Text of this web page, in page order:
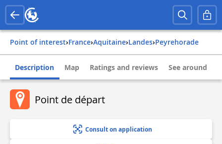
Point of interest› france› aquitaine› landes› peyrehorade
Description Map Ratings and reviews See around
Point de départ
Consult on application